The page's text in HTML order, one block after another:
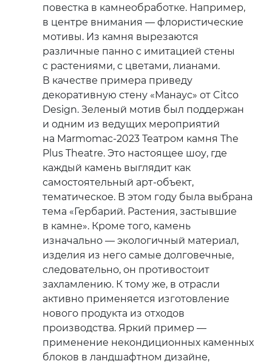
повестка в камнеобработке. Например,
в центре внимания — флористические
мотивы. Из камня вырезаются
различные панно с имитацией стены
с растениями, с цветами, лианами.
В качестве примера приведу
декоративную стену «Манаус» от Citco
Design. Зеленый мотив был поддержан
и одним из ведущих мероприятий
на Marmomac-2023 Театром камня The
Plus Theatre. Это настоящее шоу, где
каждый камень выглядит как
самостоятельный арт-объект,
тематическое. В этом году была выбрана
тема «Гербарий. Растения, застывшие
в камне». Кроме того, камень
изначально — экологичный материал,
изделия из него самые долговечные,
следовательно, он противостоит
захламлению. К тому же, в отрасли
активно применяется изготовление
нового продукта из отходов
производства. Яркий пример —
применение некондиционных каменных
блоков в ландшафтном дизайне,